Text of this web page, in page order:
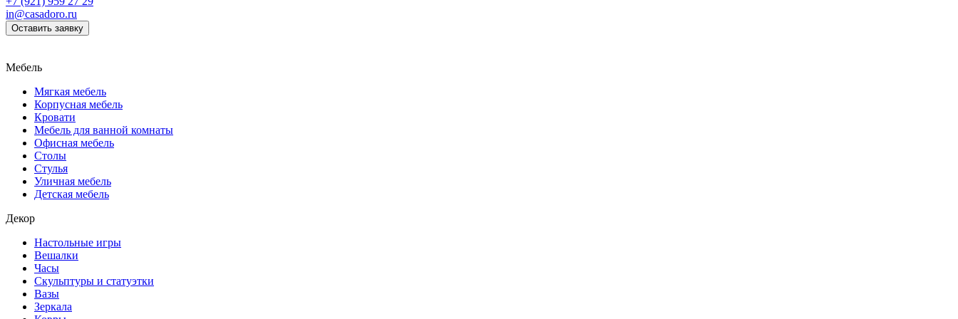
in@casadoro.ru
Оставить заявку
Мебель
Мягкая мебель
Корпусная мебель
Кровати
Мебель для ванной комнаты
Офисная мебель
Столы
Стулья
Уличная мебель
Детская мебель
Декор
Настольные игры
Вешалки
Часы
Скульптуры и статуэтки
Вазы
Зеркала